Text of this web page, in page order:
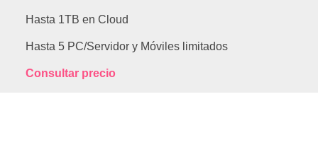
Hasta 1TB en Cloud
Hasta 5 PC/Servidor y Móviles limitados
Consultar precio